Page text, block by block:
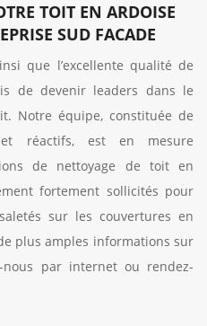
TOIT EN ARDOISE
SUD FACADE
que l’excellente qualité de
de devenir leaders dans le
Notre équipe, constituée de
et réactifs, est en mesure
de nettoyage de toit en
fortement sollicités pour
sur les couvertures en
plus amples informations sur
nous par internet ou rendez-